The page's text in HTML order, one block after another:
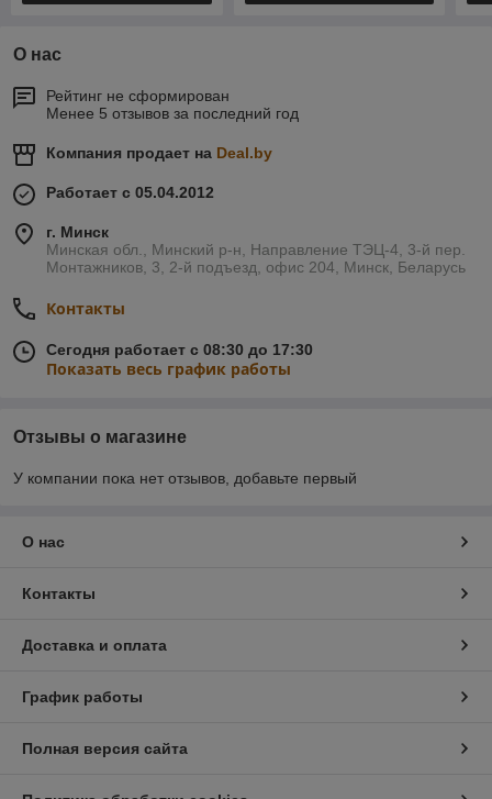
О нас
Рейтинг не сформирован
Менее 5 отзывов за последний год
Компания продает на Deal.by
Работает с 05.04.2012
г. Минск
Минская обл., Минский р-н, Направление ТЭЦ-4, 3-й пер.
Монтажников, 3, 2-й подъезд, офис 204, Минск, Беларусь
Контакты
Сегодня работает с 08:30 до 17:30
Показать весь график работы
Отзывы о магазине
У компании пока нет отзывов, добавьте первый
О нас
Контакты
Доставка и оплата
График работы
Полная версия сайта